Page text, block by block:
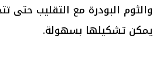
والثوم البودرة مع التقليب حتى
يمكن تشكيلها بسهولة.